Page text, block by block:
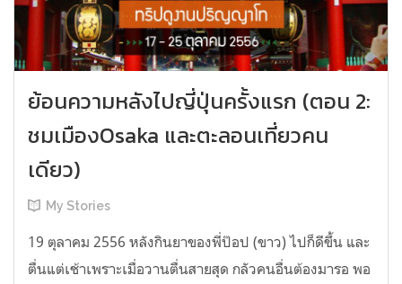
ย้อนความหลังไปญี่ปุ่นครั้งแรก (ตอน 2:
ชมเมืองOsaka และตะลอนเที่ยวคน
เดียว)
My Stories
19 ตุลาคม 2556 หลังกินยาของพี่ป๊อป (ขาว) ไปก็ดีขึ้น และ
ตื่นแต่เช้าเพราะเมื่อวานตื่นสายสุด กลัวคนอื่นต้องมารอ พอ